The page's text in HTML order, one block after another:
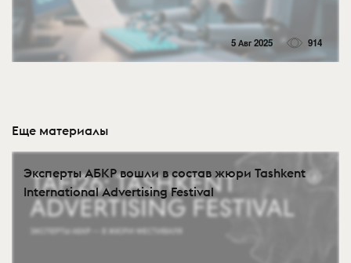
5 Авг 2025 914
Еще материалы
Эксперты АБКР вошли в состав жюри Tashkent
International Advertising Festival